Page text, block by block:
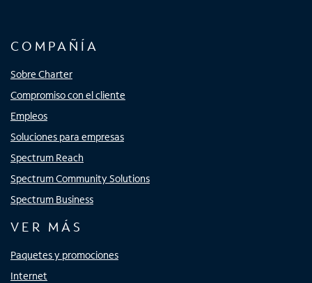
COMPAÑÍA
Sobre Charter
Compromiso con el cliente
Empleos
Soluciones para empresas
Spectrum Reach
Spectrum Community Solutions
Spectrum Business
VER MÁS
Paquetes y promociones
Internet